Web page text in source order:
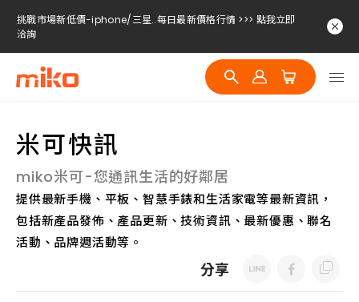
挑戰市場新低價-iphone/三星..每日最新價格行情 >>> 點我立即
洽詢
挑戰市場新低價-iphone/三星..每日最新價格行情 >>> 點我立即
洽詢
挑戰市場新低價-iphone/三星..每日最新價格行情 >>> 點我立即
挑戰市場新低價-iphone/三星..每日最新價格行情 >>> 點我立即
洽詢
米可快訊
miko米可-您通訊生活的好鄰居
提供最新手機、平板、智慧手錶和生活家電等最新資訊，
包括新產品發佈、產品更新、技術資訊、最新優惠、聯名
活動、品牌週活動等。
分享